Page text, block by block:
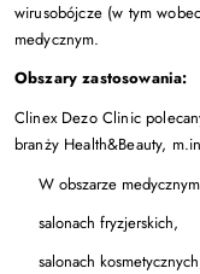
wirusobójcze (w tym
medycznym.
Obszary zastosowania:
Clinex Dezo Clinic
branży Health&Beauty,
W obszarze
salonach fryzjerskich,
salonach